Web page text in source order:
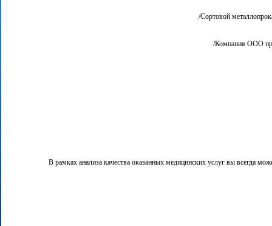
Сортовой
Компания ООО
В рамках анализа качества оказанных медицинских услуг вы всегда